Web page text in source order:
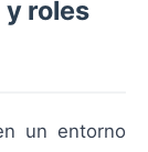
roles
un entorno